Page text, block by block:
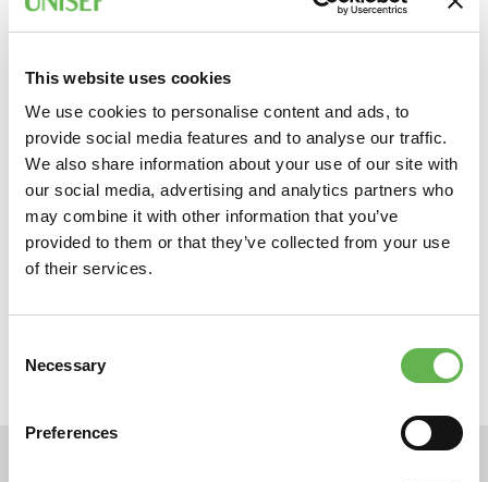
This website uses cookies
We use cookies to personalise content and ads, to
provide social media features and to analyse our traffic.
We also share information about your use of our site with
our social media, advertising and analytics partners who
may combine it with other information that you’ve
provided to them or that they’ve collected from your use
of their services.
Selection
Necessary
Preferences
impliciti del cliente, al fine di creare una sintonia tra tali
bisogni e l'offerta reale che il venditore può proporre
####Destinatari
Direttori e Responsabili Vendite, Customer Service,
Commerciali e Marketing; Venditori; Agenti; Key Account.
Referente area:
Francesco Arrigo Calaon
email